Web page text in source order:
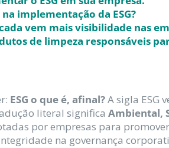
implementação da ESG?
vem mais visibilidade nas
de limpeza responsáveis
ESG o que é, afinal?A sigla ESG
literal significa Ambiental,
por empresas para
na governança